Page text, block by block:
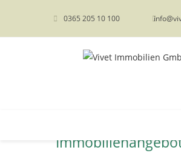
0365 205 10 100